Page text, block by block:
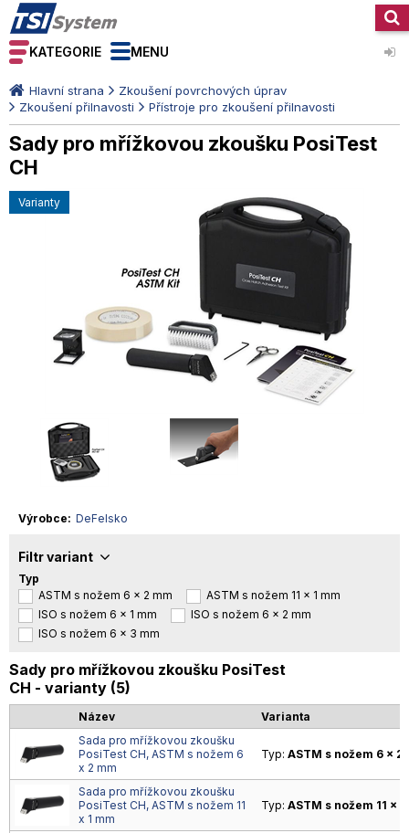
KATEGORIE MENU
Hlavní strana
Zkoušení povrchových úprav
Zkoušení přilnavosti
Přístroje pro zkoušení přilnavosti
Sady pro mřížkovou zkoušku PosiTest
CH
varianty
Výrobce DeFelsko
Filtr variant
Typ
ASTM s nožem 6 x 2 mm
ASTM s nožem 11 x 1 mm
ISO s nožem 6 x 1 mm
ISO s nožem 6 x 2 mm
ISO s nožem 6 x 3 mm
Sady pro mřížkovou zkoušku PosiTest
CH - varianty (5)
Název
Varianta
Sada pro mřížkovou zkoušku
PosiTest CH, ASTM s nožem 6
x 2 mm
Typ: ASTM s nožem 6 x 2
Sada pro mřížkovou zkoušku
PosiTest CH, ASTM s nožem 11
x 1 mm
Typ: ASTM s nožem 11 x 1